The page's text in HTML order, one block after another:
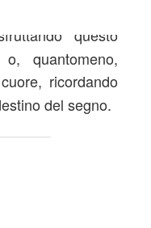
questo
quantomeno,
ricordando
del segno.